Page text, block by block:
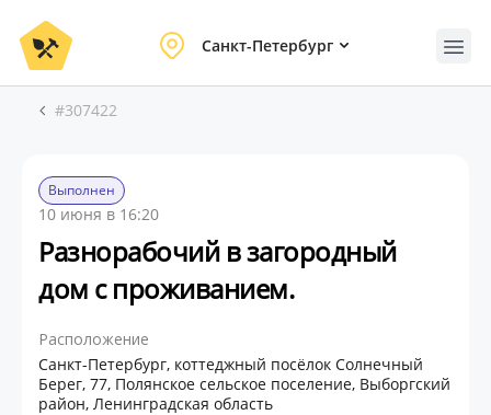
Санкт-Петербург
#307422
Выполнен
10 июня в 16:20
Разнорабочий в загородный
дом с проживанием.
Расположение
Санкт-Петербург, коттеджный посёлок Солнечный
Берег, 77, Полянское сельское поселение, Выборгский
район, Ленинградская область